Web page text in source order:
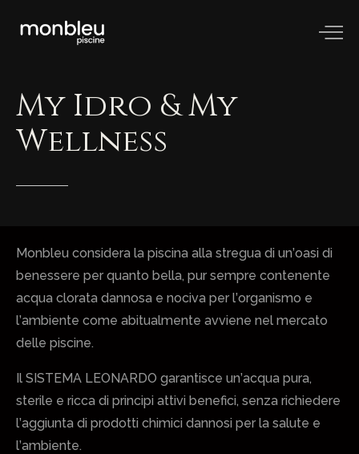
My Idro &My
Wellness
Monbleu considera la piscina alla stregua di un’oasi di
benessere per quanto bella, pur sempre contenente
acqua clorata dannosa e nociva per l’organismo e
l’ambiente come abitualmente avviene nel mercato
delle piscine.
Il SISTEMA LEONARDO garantisce un’acqua pura,
sterile e ricca di principi attivi benefici, senza richiedere
l’aggiunta di prodotti chimici dannosi per la salute e
l’ambiente.